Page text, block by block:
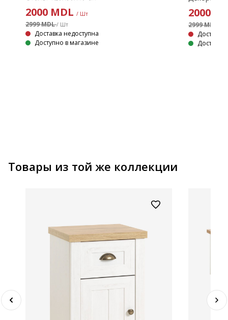
2000MDL / Шт
2999 MDL/ Шт
Доставка недоступна
Доступно в магазине
2000
2999 MDL
Доставка
Товары из той же коллекции